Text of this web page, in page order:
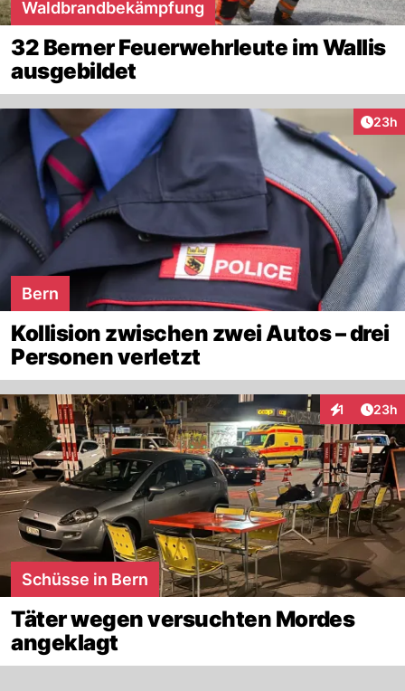
Waldbrandbekämpfung
32 Berner Feuerwehrleute im Wallis
ausgebildet
23h
Bern
Kollision zwischen zwei Autos – drei
Personen verletzt
1
Interaktionen
23h
Schüsse in Bern
Täter wegen versuchten Mordes
angeklagt